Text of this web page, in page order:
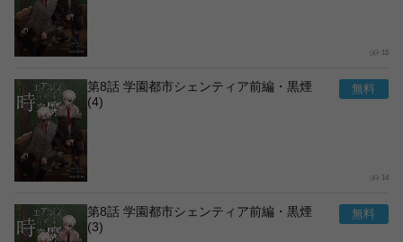
15
第8話 学園都市シェンティア前編・黒煙
(4)
14
第8話 学園都市シェンティア前編・黒煙
(3)